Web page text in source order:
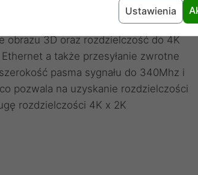
obrazu 3D oraz rozdzielczość do 4K
a także przesyłanie zwrotne
pasma sygnału do 340Mhz i
pozwala na uzyskanie rozdzielczości
rozdzielczości 4K x 2K
Ustawienia